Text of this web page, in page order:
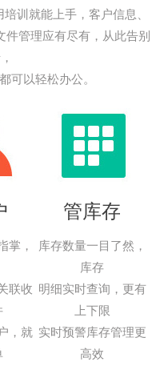
训就能上手，客户信息、
管理应有尽有，从此告别
可以轻松办公。
掌，
联收
，就
管库存
库存数量一目了然，
库存
明细实时查询，更有
上下限
实时预警库存管理更
高效